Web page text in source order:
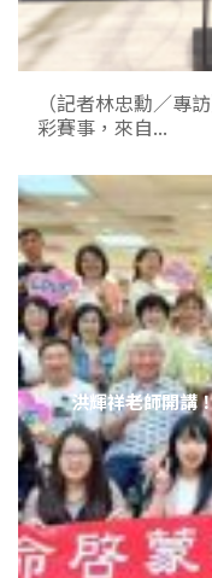
（記者林忠勳／專
彩賽事，來自...
洪輝祥老師開講